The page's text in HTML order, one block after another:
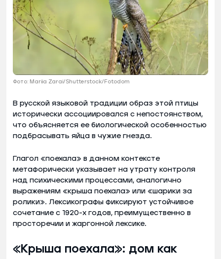
Фото: Mariia Zarai/Shutterstock/Fotodom
В русской языковой традиции образ этой птицы
исторически ассоциировался с непостоянством,
что объясняется ее биологической особенностью
подбрасывать яйца в чужие гнезда.
Глагол «поехала» в данном контексте
метафорически указывает на утрату контроля
над психическими процессами, аналогично
выражениям «крыша поехала» или «шарики за
ролики». Лексикографы фиксируют устойчивое
сочетание с 1920-х годов, преимущественно в
просторечии и жаргонной лексике.
«Крыша поехала»: дом как